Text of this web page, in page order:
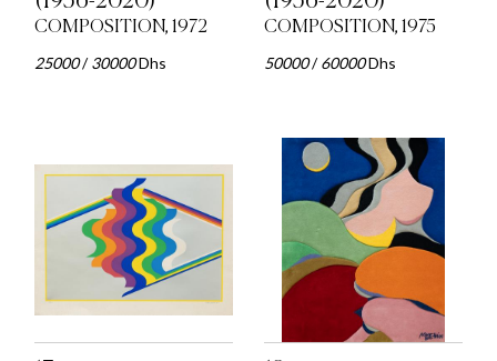
COMPOSITION, 1972
25000/30000Dhs
COMPOSITION, 1975
50000/60000Dhs